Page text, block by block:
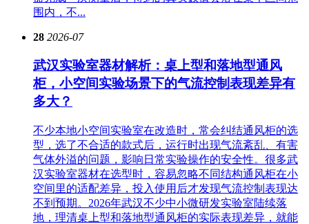
围内，不...
28 2026-07
武汉实验室器材解析：桌上型和落地型通风
柜，小空间实验场景下的气流控制表现差异有
多大？
不少本地小空间实验室在改造时，常会纠结通风柜的选
型，选了不合适的款式后，运行时出现气流紊乱、有害
气体外溢的问题，影响日常实验操作的安全性。很多武
汉实验室器材在选型时，容易忽略不同结构通风柜在小
空间里的适配差异，投入使用后才发现气流控制表现达
不到预期。2026年武汉不少中小微研发实验室陆续落
地，理清桌上型和落地型通风柜的实际表现差异，就能